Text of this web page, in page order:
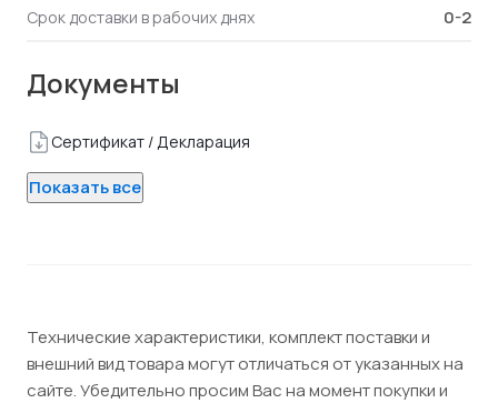
Срок доставки в рабочих днях 0-2
Документы
Сертификат / Декларация
Показать все
Технические характеристики, комплект поставки и
внешний вид товара могут отличаться от указанных на
сайте. Убедительно просим Вас на момент покупки и